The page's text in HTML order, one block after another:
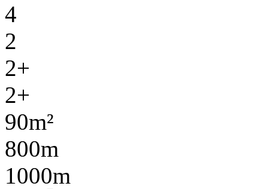
4
2
2+
2+
90m²
800m
1000m